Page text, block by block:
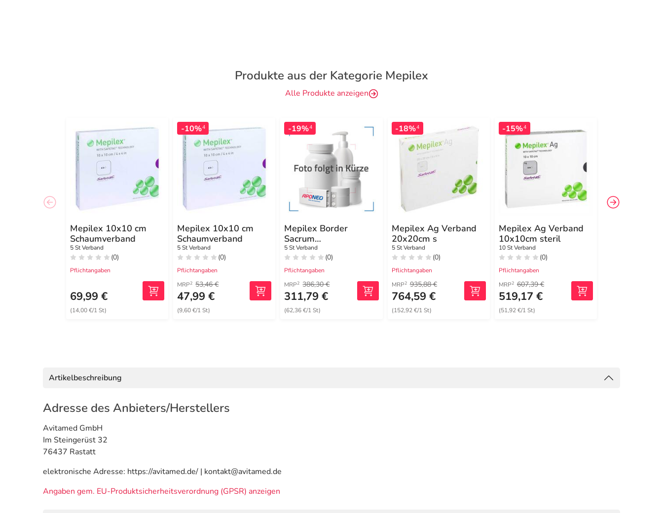
Produkte aus der Kategorie Mepilex
Alle Produkte anzeigen
Mepilex 10x10 cm
Schaumverband
5 St Verband
(0)
Pflichtangaben
69,99 €
(14,00 €/1 St)
-10%4
Mepilex 10x10 cm
Schaumverband
5 St Verband
(0)
Pflichtangaben
MRP2 53,46 €
47,99 €
(9,60 €/1 St)
-19%4
Mepilex Border
Sacrum
Schaumverband
16x20 cm steril
5 St Verband
(0)
Pflichtangaben
MRP2 386,30 €
311,79 €
(62,36 €/1 St)
-18%4
Mepilex Ag Verband
20x20cm s
5 St Verband
(0)
Pflichtangaben
MRP2 935,88 €
764,59 €
(152,92 €/1 St)
-15%4
Mepilex Ag Verband
10x10cm steril
10 St Verband
(0)
Pflichtangaben
MRP2 607,39 €
519,17 €
(51,92 €/1 St)
Artikelbeschreibung
Adresse des Anbieters/Herstellers
Avitamed GmbH
Im Steingerüst 32
76437 Rastatt
elektronische Adresse: https://avitamed.de/ | kontakt@avitamed.de
Angaben gem. EU-Produktsicherheitsverordnung (GPSR) anzeigen